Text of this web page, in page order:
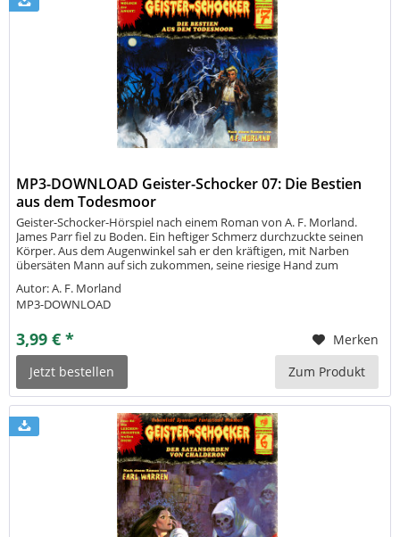
MP3-DOWNLOAD Geister-Schocker 07: Die Bestien
aus dem Todesmoor
Geister-Schocker-Hörspiel nach einem Roman von A. F. Morland.
James Parr fiel zu Boden. Ein heftiger Schmerz durchzuckte seinen
Körper. Aus dem Augenwinkel sah er den kräftigen, mit Narben
übersäten Mann auf sich zukommen, seine riesige Hand zum
Stimme: Halt, er...
Autor: A. F. Morland
MP3-DOWNLOAD
3,99 € *
Merken
Jetzt bestellen
Zum Produkt